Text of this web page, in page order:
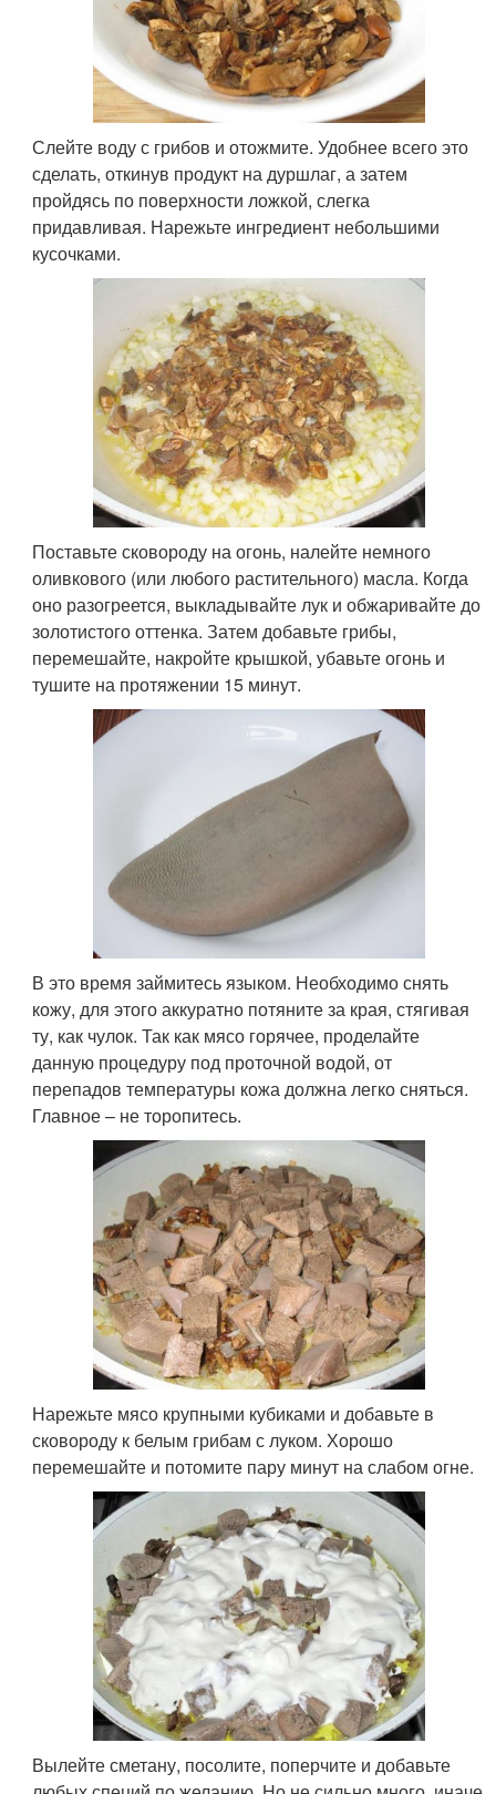
Слейте воду с грибов и отожмите. Удобнее всего это
сделать, откинув продукт на дуршлаг, а затем
пройдясь по поверхности ложкой, слегка
придавливая. Нарежьте ингредиент небольшими
кусочками.
Поставьте сковороду на огонь, налейте немного
оливкового (или любого растительного) масла. Когда
оно разогреется, выкладывайте лук и обжаривайте до
золотистого оттенка. Затем добавьте грибы,
перемешайте, накройте крышкой, убавьте огонь и
тушите на протяжении 15 минут.
В это время займитесь языком. Необходимо снять
кожу, для этого аккуратно потяните за края, стягивая
ту, как чулок. Так как мясо горячее, проделайте
данную процедуру под проточной водой, от
перепадов температуры кожа должна легко сняться.
Главное – не торопитесь.
Нарежьте мясо крупными кубиками и добавьте в
сковороду к белым грибам с луком. Хорошо
перемешайте и потомите пару минут на слабом огне.
Вылейте сметану, посолите, поперчите и добавьте